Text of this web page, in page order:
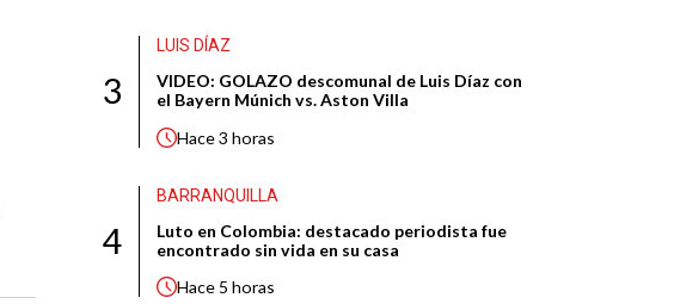
3
LUIS DÍAZ
VIDEO: GOLAZO descomunal de Luis Díaz con
el Bayern Múnich vs. Aston Villa
Hace3 horas
4
BARRANQUILLA
Luto en Colombia: destacado periodista fue
encontrado sin vida en su casa
Hace 5 horas